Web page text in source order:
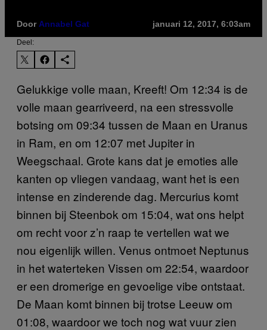
Door Annabel Gat januari 12, 2017, 6:03am
Deel:
Gelukkige volle maan, Kreeft! Om 12:34 is de
volle maan gearriveerd, na een stressvolle
botsing om 09:34 tussen de Maan en Uranus
in Ram, en om 12:07 met Jupiter in
Weegschaal. Grote kans dat je emoties alle
kanten op vliegen vandaag, want het is een
intense en zinderende dag. Mercurius komt
binnen bij Steenbok om 15:04, wat ons helpt
om recht voor z’n raap te vertellen wat we
nou eigenlijk willen. Venus ontmoet Neptunus
in het waterteken Vissen om 22:54, waardoor
er een dromerige en gevoelige vibe ontstaat.
De Maan komt binnen bij trotse Leeuw om
01:08, waardoor we toch nog wat vuur zien